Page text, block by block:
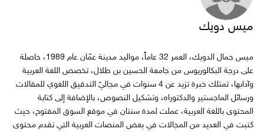
ميس دويك
ميس جمال الدويك، العمر 32 عاماً، مواليد مدينة عمّان عام 1989، حاصلة
على درجة البكالوريوس من جامعة الحسين بن طلال، تخصص اللغة العربية
وآدابها، تمتلك خبرة تزيد عن 4 سنوات في مجاليّ التدقيق اللغوي للمقالات
ورسائل الماجستير والدكتوراه، وتشكيل النصوص، بالإضافة إلى كتابة
المحتوى باللغة العربية، عملت لمدة سنتان في موقع السوق المفتوح، حيث
كتبت في العديد من المجالات في بعض المنصات العربية التي تقدم محتوى